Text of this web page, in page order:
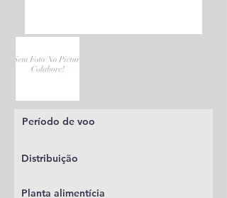
Período de voo
Distribuição
Planta alimentícia